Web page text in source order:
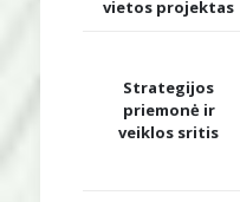
vietos projektas
Strategijos
priemonė ir
veiklos sritis